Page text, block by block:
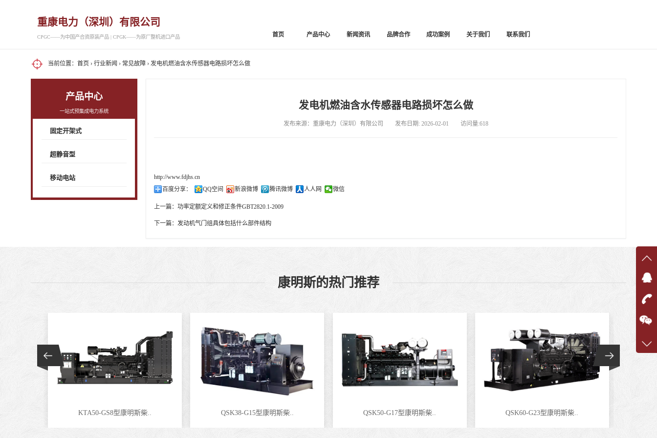
重康电力（深圳）有限公司
CPGC——为中国产合资原装产品 | CPGK——为原厂整机进口产品 首页 产品中心 新闻资讯 品牌合作 成功案例 关于我们 联系我们
当前位置： 首页 › 行业新闻 › 常见故障› 发电机燃油含水传感器电路损坏怎么做
产品中心
一站式预集成电力系统
固定开架式
超静音型
移动电站
发电机燃油含水传感器电路损坏怎么做
发布来源：重康电力（深圳）有限公司 发布日期: 2026-02-01 访问量:618
http://www.fdjhs.cn
百度分享：
QQ空间 新浪微博 腾讯微博 人人网 微信
上一篇：功率定额定义和修正条件GBT2820.1-2009
下一篇：发动机气门组具体包括什么部件结构
康明斯的热门推荐
KTA50-GS8型康明斯柴.. QSK38-G15型康明斯柴.. QSK50-G17型康明斯柴.. QSK60-G23型康明斯柴..
在线
在
咨询
客服